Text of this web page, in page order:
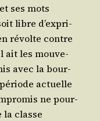
ses mots
libre d’ex­pri­
révolte contre
ait les mou­ve­
avec la bour­
actuelle
ne pour­
la classe